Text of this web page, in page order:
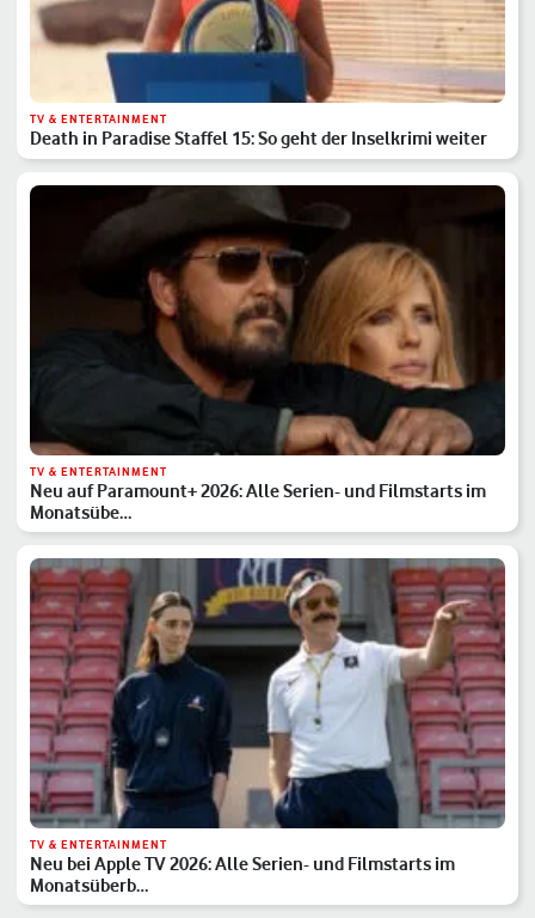
TV & ENTERTAINMENT
Death in Paradise Staffel 15: So geht der Inselkrimi weiter
TV & ENTERTAINMENT
Neu auf Paramount+ 2026: Alle Serien- und Filmstarts im
Monatsübe…
TV & ENTERTAINMENT
Neu bei Apple TV 2026: Alle Serien- und Filmstarts im
Monatsüberb…